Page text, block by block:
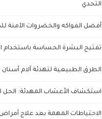
التحدي
أفضل الفواكه والخضروات الآمنة
تفتيح البشرة الحساسة باستخدام
الطرق الطبيعية لتهدئة آلام
استكشاف الأعشاب المهدئة: الحل
الاحتياطات المهمة بعد علاج